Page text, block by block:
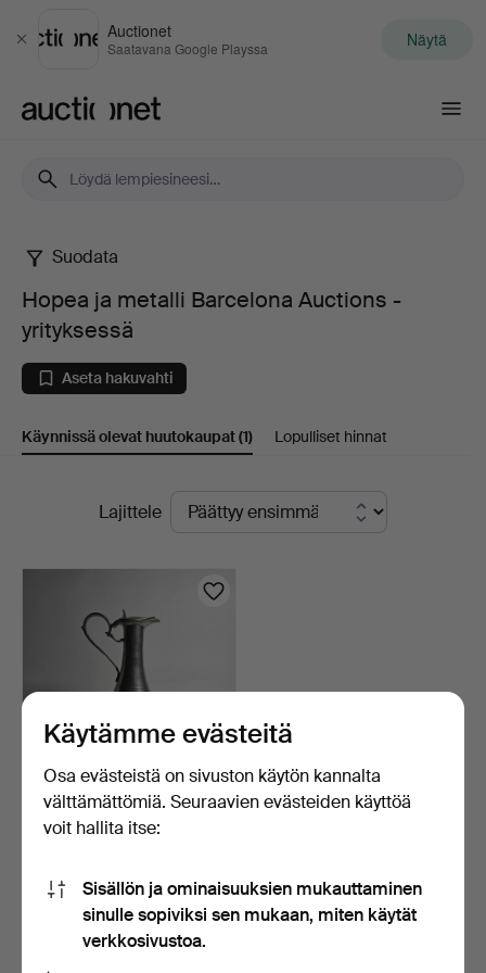
Sulje
Auctionet
Saatavana Google Playssa Näytä
Hopea
ja
metalli
Barcelona
yrityksessä
Suodata
Hopea ja metalli Barcelona Auctions -
yrityksessä
Aseta hakuvahti
Käynnissä olevat huutokaupat(1) Lopulliset hinnat
KäynnissäLajittele
Kristalli- ja tinakarahvi.
70 USD
Aseta hakuvahti
Käytämme evästeitä
Osa evästeistä on sivuston käytön kannalta
välttämättömiä. Seuraavien evästeiden käyttöä
voit hallita itse:
Sisällön ja ominaisuuksien mukauttaminen
sinulle sopiviksi sen mukaan, miten käytät
verkkosivustoa.